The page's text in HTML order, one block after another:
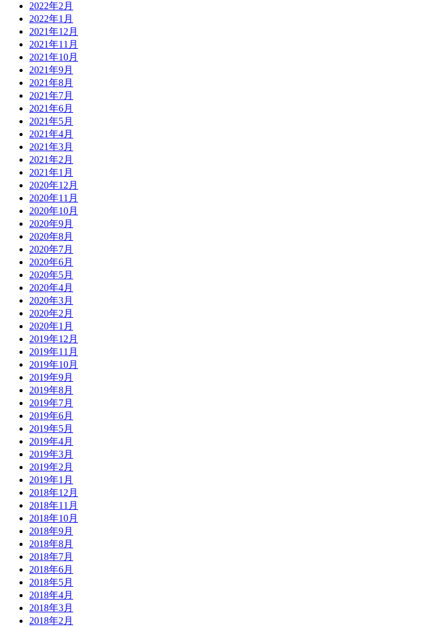
2022年2月
2022年1月
2021年12月
2021年11月
2021年10月
2021年9月
2021年8月
2021年7月
2021年6月
2021年5月
2021年4月
2021年3月
2021年2月
2021年1月
2020年12月
2020年11月
2020年10月
2020年9月
2020年8月
2020年7月
2020年6月
2020年5月
2020年4月
2020年3月
2020年2月
2020年1月
2019年12月
2019年11月
2019年10月
2019年9月
2019年8月
2019年7月
2019年6月
2019年5月
2019年4月
2019年3月
2019年2月
2019年1月
2018年12月
2018年11月
2018年10月
2018年9月
2018年8月
2018年7月
2018年6月
2018年5月
2018年4月
2018年3月
2018年2月